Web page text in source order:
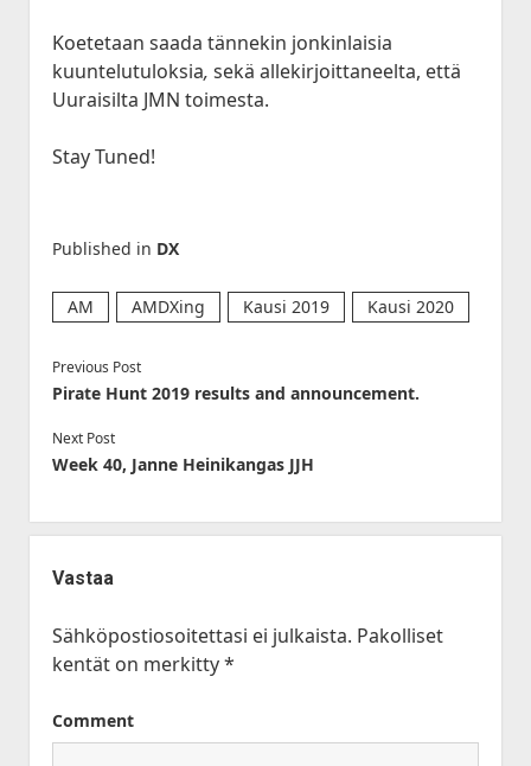
Kesä 2000
Kuunteluloki
Koetetaan saada tännekin jonkinlaisia
kuuntelutuloksia, sekä allekirjoittaneelta, että
Uuraisilta JMN toimesta.
Stay Tuned!
Published in DX
AM AMDXing Kausi 2019 Kausi 2020
Previous Post
Pirate Hunt 2019 results and announcement.
Next Post
Week 40, Janne Heinikangas JJH
Vastaa
Sähköpostiosoitettasi ei julkaista. Pakolliset
kentät on merkitty*
Comment